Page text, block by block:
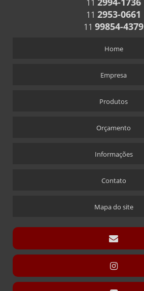
ALFINETE QUE ACOMPANHA CRACHÁ
ÍMÃ QUE ACOMPANHA CRACHÁ
DISPLAY PARA CARTÃO EXPOSITOR
DISPLAY MODELO “T” SANDUÍCHE
DISPLAY MODELO “T” SANDUÍCHE EM ACRÍLICO
DISPLAYS L
11
11 2953-0661
11 99854-4379
Home
Empresa
Produtos
Orçamento
Informações
Contato
Mapa do site